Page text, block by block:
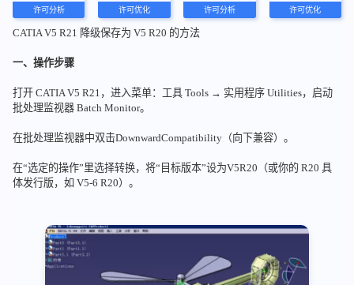
许可分析 许可优化 许可分析 许可优化
CATIA V5 R21 降级保存为 V5 R20 的方法
一、操作步骤
打开 CATIA V5 R21，进入菜单：工具 Tools → 实用程序 Utilities，启动
批处理监视器 Batch Monitor。
在批处理监视器中双击DownwardCompatibility（向下兼容）。
在“选定的操作”里选择转换，将“目标版本”设为V5R20（或你的 R20 具
体发行版，如 V5-6 R20）。